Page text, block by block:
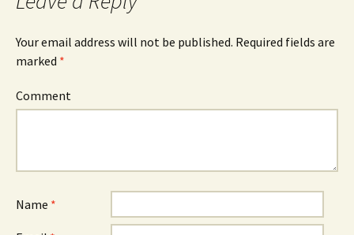
Your email address will not be published. Required fields are
marked *
Comment
Name *